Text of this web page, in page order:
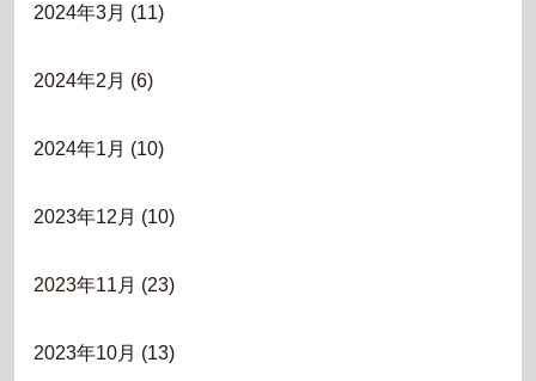
2024年3月 (11)
2024年2月 (6)
2024年1月 (10)
2023年12月 (10)
2023年11月 (23)
2023年10月 (13)